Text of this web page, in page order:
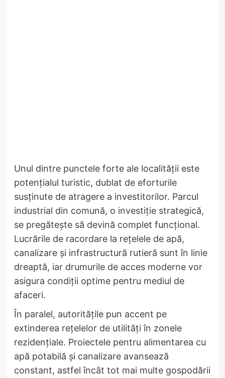
Unul dintre punctele forte ale localității este
potențialul turistic, dublat de eforturile
susținute de atragere a investitorilor. Parcul
industrial din comună, o investiție strategică,
se pregătește să devină complet funcțional.
Lucrările de racordare la rețelele de apă,
canalizare și infrastructură rutieră sunt în linie
dreaptă, iar drumurile de acces moderne vor
asigura condiții optime pentru mediul de
afaceri.
În paralel, autoritățile pun accent pe
extinderea rețelelor de utilități în zonele
rezidențiale. Proiectele pentru alimentarea cu
apă potabilă și canalizare avansează
constant, astfel încât tot mai multe gospodării